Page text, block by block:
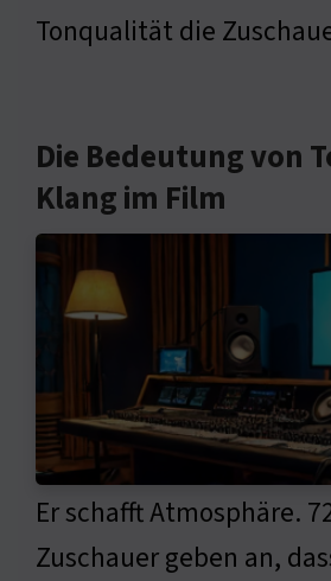
Tonqualität die
Die Bedeutung von
Klang im Film
Er schafft Atmosphäre.
Zuschauer geben an,